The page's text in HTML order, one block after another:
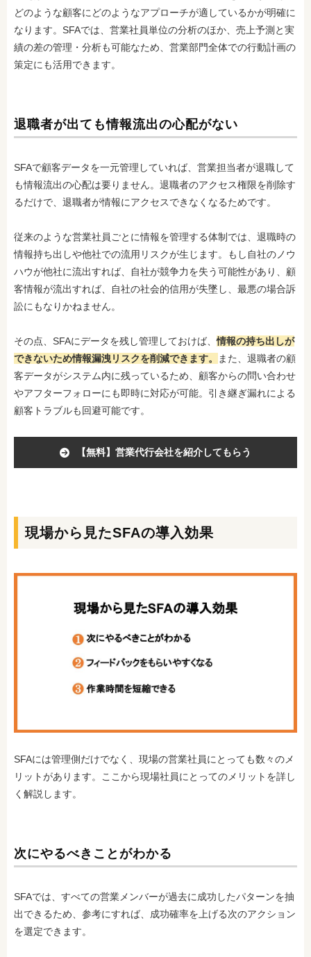
どのような顧客にどのようなアプローチが適しているかが明確に
なります。SFAでは、営業社員単位の分析のほか、売上予測と実
績の差の管理・分析も可能なため、営業部門全体での行動計画の
策定にも活用できます。
退職者が出ても情報流出の心配がない
SFAで顧客データを一元管理していれば、営業担当者が退職して
も情報流出の心配は要りません。退職者のアクセス権限を削除す
るだけで、退職者が情報にアクセスできなくなるためです。
従来のような営業社員ごとに情報を管理する体制では、退職時の
情報持ち出しや他社での流用リスクが生じます。もし自社のノウ
ハウが他社に流出すれば、自社が競争力を失う可能性があり、顧
客情報が流出すれば、自社の社会的信用が失墜し、最悪の場合訴
訟にもなりかねません。
その点、SFAにデータを残し管理しておけば、情報の持ち出しが
できないため情報漏洩リスクを削減できます。
また、退職者の顧
客データがシステム内に残っているため、顧客からの問い合わせ
やアフターフォローにも即時に対応が可能。引き継ぎ漏れによる
顧客トラブルも回避可能です。
【無料】営業代行会社を紹介してもらう
現場から見たSFAの導入効果
SFAには管理側だけでなく、現場の営業社員にとっても数々のメ
リットがあります。ここから現場社員にとってのメリットを詳し
く解説します。
次にやるべきことがわかる
SFAでは、すべての営業メンバーが過去に成功したパターンを抽
出できるため、参考にすれば、成功確率を上げる次のアクション
を選定できます。